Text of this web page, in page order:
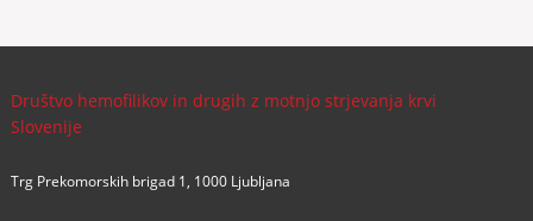
Društvo hemofilikov in drugih z motnjo strjevanja krvi
Slovenije
Trg Prekomorskih brigad 1, 1000 Ljubljana